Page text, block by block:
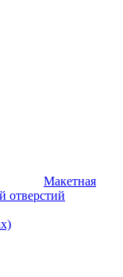
Макетная
отверстий